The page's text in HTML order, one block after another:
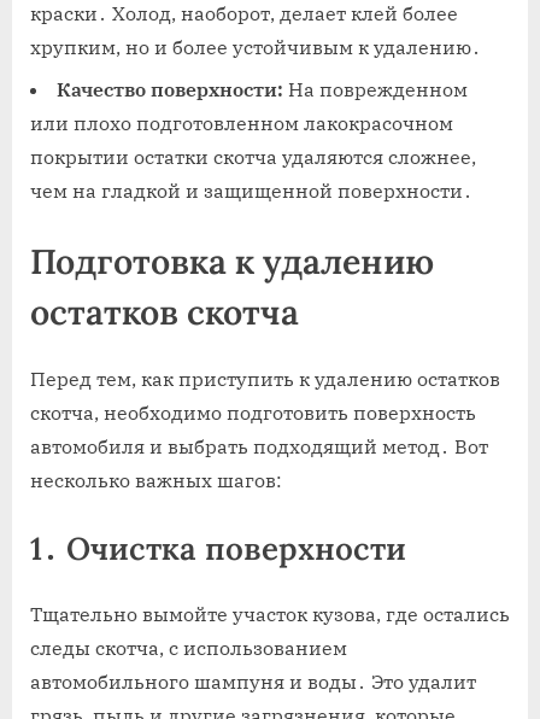
краски․ Холод‚ наоборот‚ делает клей более
хрупким‚ но и более устойчивым к удалению․
Качество поверхности: На поврежденном
или плохо подготовленном лакокрасочном
покрытии остатки скотча удаляются сложнее‚
чем на гладкой и защищенной поверхности․
Подготовка к удалению
остатков скотча
Перед тем‚ как приступить к удалению остатков
скотча‚ необходимо подготовить поверхность
автомобиля и выбрать подходящий метод․ Вот
несколько важных шагов:
1․ Очистка поверхности
Тщательно вымойте участок кузова‚ где остались
следы скотча‚ с использованием
автомобильного шампуня и воды․ Это удалит